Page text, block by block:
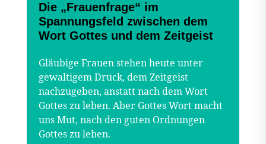
Die „Frauenfrage“ im
Spannungsfeld zwischen dem
Wort Gottes und dem Zeitgeist
Gläubige Frauen stehen heute unter
gewaltigem Druck, dem Zeitgeist
nachzugeben, anstatt nach dem Wort
Gottes zu leben. Aber Gottes Wort macht
uns Mut, nach den guten Ordnungen
Gottes zu leben.